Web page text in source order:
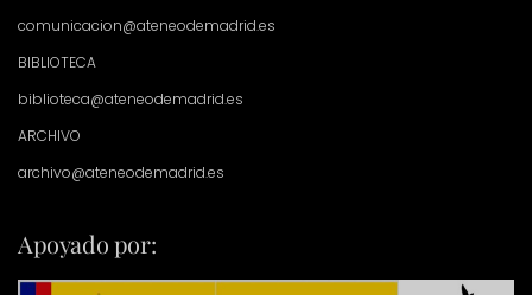
comunicacion@ateneodemadrid.es
BIBLIOTECA
biblioteca@ateneodemadrid.es
ARCHIVO
archivo@ateneodemadrid.es
Apoyado por: